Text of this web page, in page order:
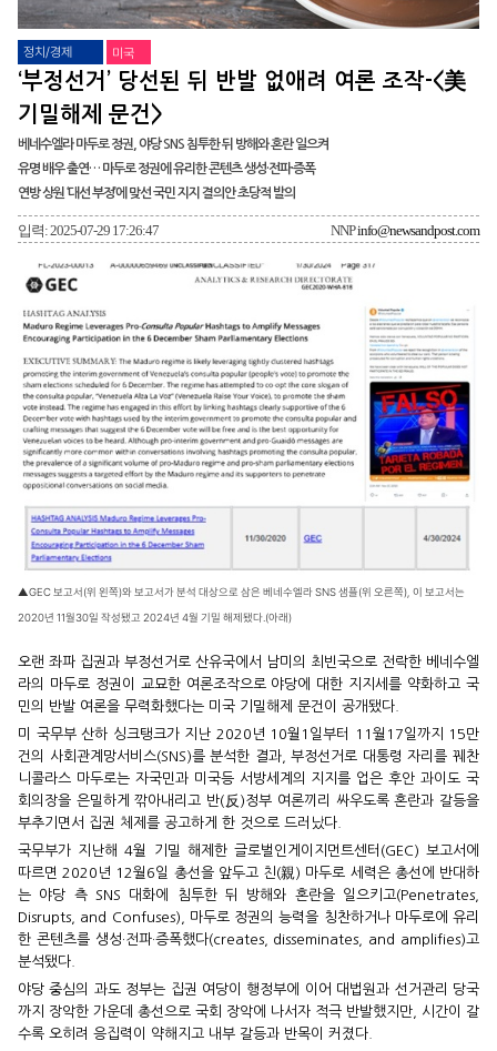
정치/경제 미국
‘부정선거’ 당선된 뒤 반발 없애려 여론 조작-<美
기밀해제 문건>
베네수엘라 마두로 정권, 야당 SNS 침투한 뒤 방해와 혼란 일으켜
유명 배우 출연… 마두로 정권에 유리한 콘텐츠 생성·전파·증폭
연방 상원 ‘대선 부정’에 맞선 국민 지지 결의안 초당적 발의
입력: 2025-07-29 17:26:47 NNPinfo@newsandpost.com
▲GEC 보고서(위 왼쪽)와 보고서가 분석 대상으로 삼은 베네수엘라 SNS 샘플(위 오른쪽), 이 보고서는
2020년 11월30일 작성됐고 2024년 4월 기밀 해제됐다.(아래)
오랜 좌파 집권과 부정선거로 산유국에서 남미의 최빈국으로 전락한 베네수엘
라의 마두로 정권이 교묘한 여론조작으로 야당에 대한 지지세를 약화하고 국
민의 반발 여론을 무력화했다는 미국 기밀해제 문건이 공개됐다.
미 국무부 산하 싱크탱크가 지난 2020년 10월1일부터 11월17일까지 15만
건의 사회관계망서비스(SNS)를 분석한 결과, 부정선거로 대통령 자리를 꿰찬
니콜라스 마두로는 자국민과 미국등 서방세계의 지지를 업은 후안 과이도 국
회의장을 은밀하게 깎아내리고 반(反)정부 여론끼리 싸우도록 혼란과 갈등을
부추기면서 집권 체제를 공고하게 한 것으로 드러났다.
국무부가 지난해 4월 기밀 해제한 글로벌인게이지먼트센터(GEC) 보고서에
따르면 2020년 12월6일 총선을 앞두고 친(親) 마두로 세력은 총선에 반대하
는 야당 측 SNS 대화에 침투한 뒤 방해와 혼란을 일으키고(Penetrates,
Disrupts, and Confuses), 마두로 정권의 능력을 칭찬하거나 마두로에 유리
한 콘텐츠를 생성·전파·증폭했다(creates, disseminates, and amplifies)고
분석됐다.
야당 중심의 과도 정부는 집권 여당이 행정부에 이어 대법원과 선거관리 당국
까지 장악한 가운데 총선으로 국회 장악에 나서자 적극 반발했지만, 시간이 갈
수록 오히려 응집력이 약해지고 내부 갈등과 반목이 커졌다.